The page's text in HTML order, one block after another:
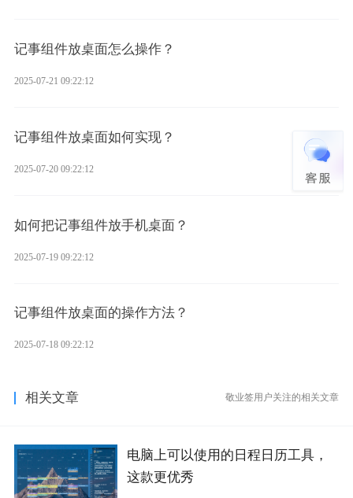
记事组件放桌面怎么操作？
2025-07-21 09:22:12
记事组件放桌面如何实现？
2025-07-20 09:22:12
如何把记事组件放手机桌面？
2025-07-19 09:22:12
记事组件放桌面的操作方法？
2025-07-18 09:22:12
相关文章 敬业签用户关注的相关文章
电脑上可以使用的日程日历工具，
这款更优秀